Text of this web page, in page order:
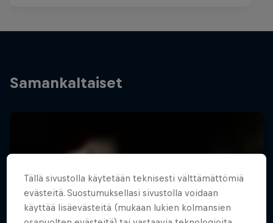
Samankaltaiset
Tällä sivustolla käytetään teknisesti välttämättömiä
evästeitä. Suostumuksellasi sivustolla voidaan
käyttää lisäevästeitä (mukaan lukien kolmansien